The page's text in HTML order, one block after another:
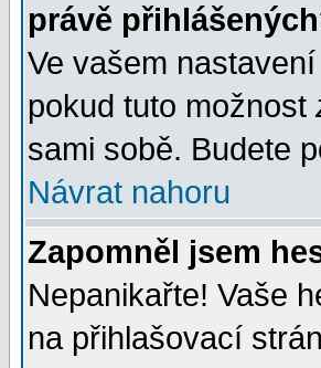
právě
Ve vašem
pokud tuto možnost
sami sobě. Budete
Návrat nahoru
Zapomněl jsem
Nepanikařte! Vaše
na přihlašovací